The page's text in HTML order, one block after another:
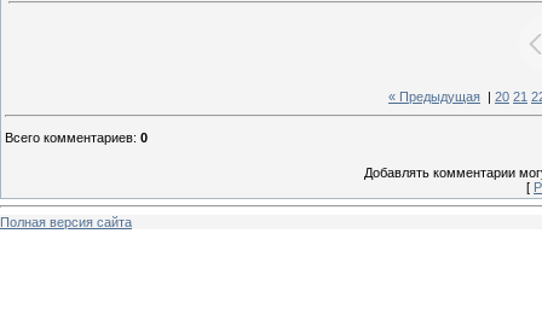
« Предыдущая 20 21
Всего комментариев: 0
Добавлять комментарии
[
Полная версия сайта